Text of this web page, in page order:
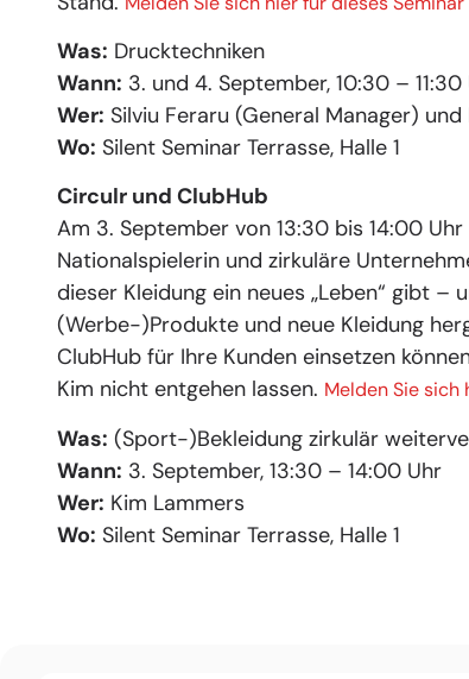
Was: Drucktechniken
Wann: 3. und 4. September, 10:30 – 11:30
Wer: Silviu Feraru (General Manager)
Wo: Silent Seminar Terrasse, Halle 1
Circulr und ClubHub
Am 3. September von 13:30 bis 14:00
Nationalspielerin und zirkuläre
dieser Kleidung ein neues „Leben“ gibt
(Werbe-)Produkte und neue Kleidung
ClubHub für Ihre Kunden einsetzen
Kim nicht entgehen lassen. Melden Sie sich
Was: (Sport-)Bekleidung zirkulär
Wann: 3. September, 13:30 – 14:00 Uhr
Wer: Kim Lammers
Wo: Silent Seminar Terrasse, Halle 1